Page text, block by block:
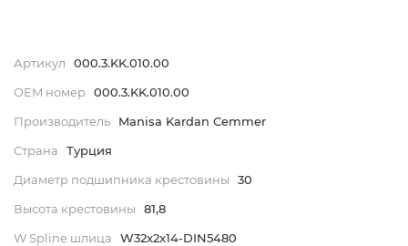
Артикул
000.3.KK.010.00
OEM номер 000.3.KK.010.00
Производитель
Manisa Kardan Cemmer
Страна
Турция
Диаметр подшипника крестовины
30
Высота крестовины
81,8
W Spline шлица
W32x2x14-DIN5480